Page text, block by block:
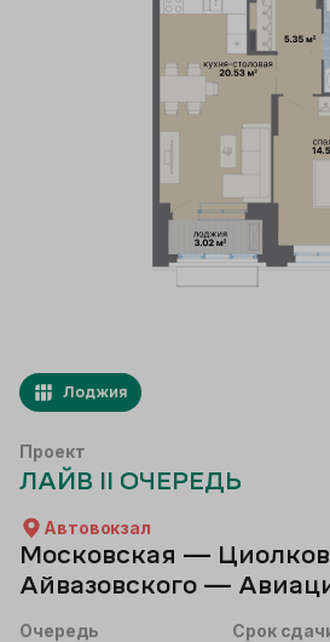
Лоджия
Проект
ЛАЙВ II ОЧЕРЕДЬ
Автовокзал
Московская —
Айвазовского —
Очередь Срок